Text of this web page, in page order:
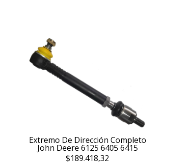
Extremo De Dirección Completo
John Deere 6125 6405 6415
$189.418,32